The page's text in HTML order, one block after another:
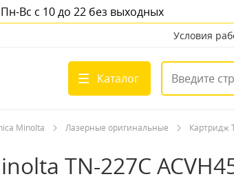
Пн-Вс с 10 до 22 без выходных
Условия
Каталог
Minolta Лазерные оригинальные Картридж
TN-227C